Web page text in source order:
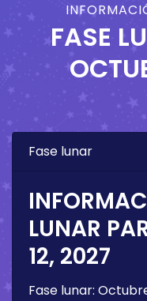
FASE
Fase lunar
LUNAR
12, 2027
Fase lunar: